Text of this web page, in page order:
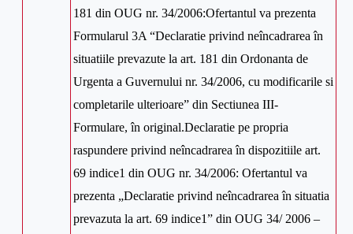
181 din OUG nr. 34/2006:Ofertantul va prezenta
Formularul 3A “Declaratie privind neîncadrarea în
situatiile prevazute la art. 181 din Ordonanta de
Urgenta a Guvernului nr. 34/2006, cu modificarile si
completarile ulterioare” din Sectiunea III-
Formulare, în original.Declaratie pe propria
raspundere privind neîncadrarea în dispozitiile art.
69 indice1 din OUG nr. 34/2006: Ofertantul va
prezenta „Declaratie privind neîncadrarea în situatia
prevazuta la art. 69 indice1” din OUG 34/ 2006 –